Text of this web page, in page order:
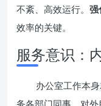
不紊、高效运行。 强
效率的关键。
服务意识：
办公室工作本
务各部门同事，对